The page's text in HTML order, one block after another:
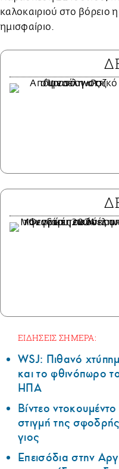
καλοκαιριού στο βόρειο
ημισφαίριο.
ΕΙΔΗΣΕΙΣ ΣΗΜΕΡΑ:
WSJ: Πιθανό
και το φθινόπωρο
ΗΠΑ
Βίντεο
στιγμή της
γιος
Επεισόδια στην